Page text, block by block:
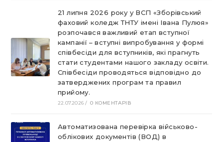
21 липня 2026 року у ВСП «Зборівський
фаховий коледж ТНТУ імені Івана Пулюя»
розпочався важливий етап вступної
кампанії – вступні випробування у формі
співбесіди для вступників, які прагнуть
стати студентами нашого закладу освіти.
Співбесіди проводяться відповідно до
затверджених програм та правил
прийому.
22.07.2026 / 0 КОМЕНТАРІВ
Автоматизована перевірка військово-
облікових документів (ВОД) в